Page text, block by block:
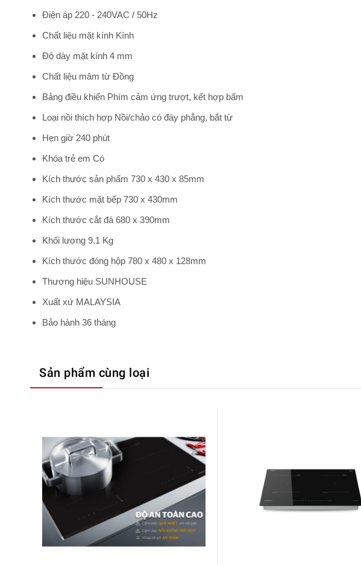
Điện áp 220 - 240VAC / 50Hz
Chất liệu mặt kính Kính
Độ dày mặt kính 4 mm
Chất liệu mâm từ Đồng
Bảng điều khiển Phím cảm ứng trượt, kết hợp bấm
Loại nồi thích hợp Nồi/chảo có đáy phẳng, bắt từ
Hẹn giờ 240 phút
Khóa trẻ em Có
Kích thước sản phẩm 730 x 430 x 85mm
Kích thước mặt bếp 730 x 430mm
Kích thước cắt đá 680 x 390mm
Khối lượng 9.1 Kg
Kích thước đóng hộp 780 x 480 x 128mm
Thương hiệu SUNHOUSE
Xuất xứ MALAYSIA
Bảo hành 36 tháng
Sản phẩm cùng loại